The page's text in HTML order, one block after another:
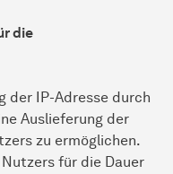
die
der IP-Adresse durch
Auslieferung der
zu ermöglichen.
für die Dauer